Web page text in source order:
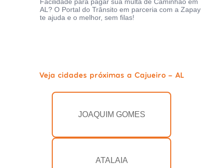
Facilidade para pagar sua multa de Caminhão em
AL? O Portal do Trânsito em parceria com a Zapay
te ajuda e o melhor, sem filas!
Veja cidades próximas a Cajueiro - AL
JOAQUIM GOMES
ATALAIA